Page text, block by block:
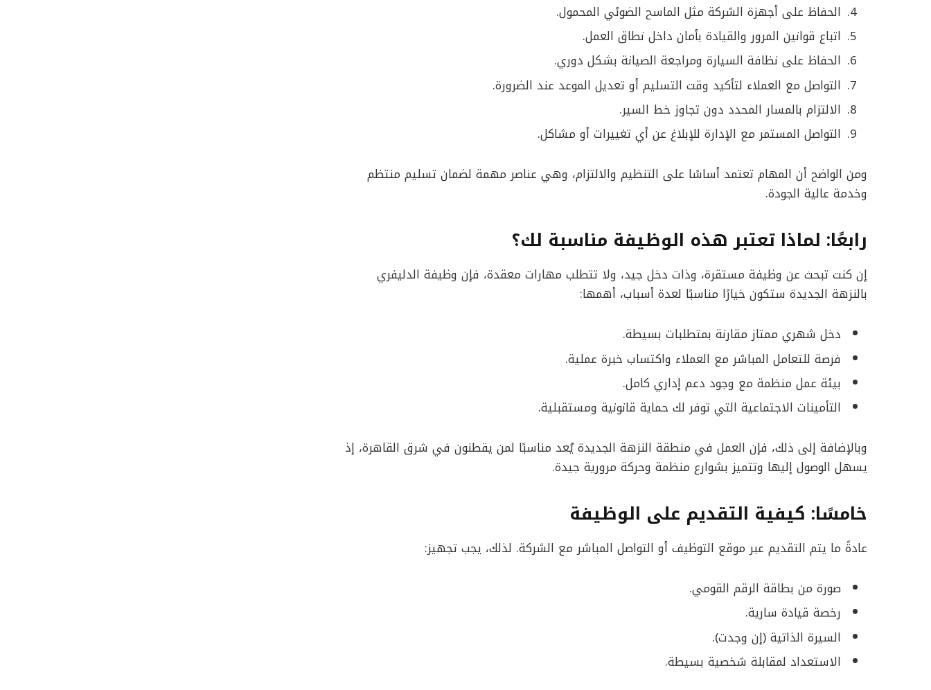
الحفاظ على أجهزة الشركة مثل الماسح الضوئي المحمول.
اتباع قوانين المرور والقيادة بأمان داخل نطاق العمل.
الحفاظ على نظافة السيارة ومراجعة الصيانة بشكل دوري.
التواصل مع العملاء لتأكيد وقت التسليم أو تعديل الموعد عند الضرورة.
الالتزام بالمسار المحدد دون تجاوز خط السير.
التواصل المستمر مع الإدارة للإبلاغ عن أي تغييرات أو مشاكل.
ومن الواضح أن المهام تعتمد أساسًا على التنظيم والالتزام، وهي عناصر مهمة لضمان تسليم منتظم
وخدمة عالية الجودة.
رابعًا: لماذا تعتبر هذه الوظيفة مناسبة لك؟
إن كنت تبحث عن وظيفة مستقرة، وذات دخل جيد، ولا تتطلب مهارات معقدة، فإن وظيفة الدليفري
بالنزهة الجديدة ستكون خيارًا مناسبًا لعدة أسباب، أهمها:
دخل شهري ممتاز مقارنة بمتطلبات بسيطة.
فرصة للتعامل المباشر مع العملاء واكتساب خبرة عملية.
بيئة عمل منظمة مع وجود دعم إداري كامل.
التأمينات الاجتماعية التي توفر لك حماية قانونية ومستقبلية.
وبالإضافة إلى ذلك، فإن العمل في منطقة النزهة الجديدة يُعد مناسبًا لمن يقطنون في شرق القاهرة، إذ
يسهل الوصول إليها وتتميز بشوارع منظمة وحركة مرورية جيدة.
خامسًا: كيفية التقديم على الوظيفة
عادةً ما يتم التقديم عبر موقع التوظيف أو التواصل المباشر مع الشركة. لذلك، يجب تجهيز:
صورة من بطاقة الرقم القومي.
رخصة قيادة سارية.
السيرة الذاتية (إن وجدت).
الاستعداد لمقابلة شخصية بسيطة.